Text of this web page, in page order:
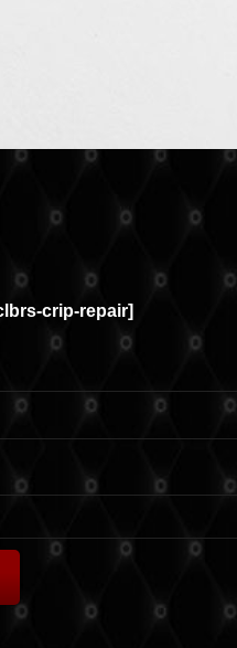
crip-repair]